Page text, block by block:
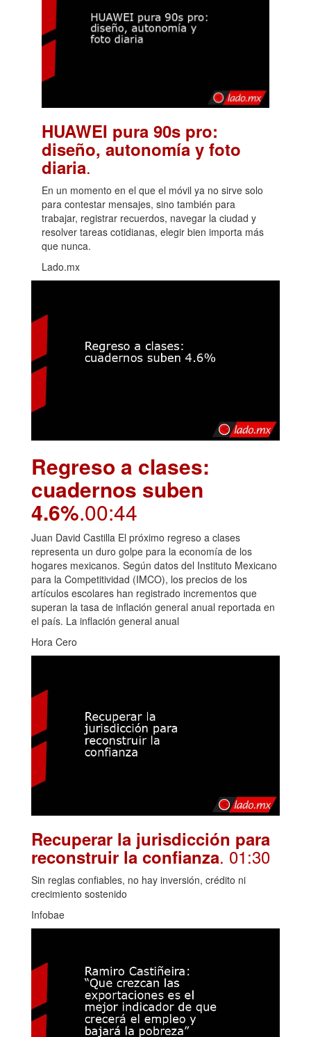
HUAWEI pura 90s pro:
diseño, autonomía y foto
diaria.
En un momento en el que el móvil ya no sirve solo
para contestar mensajes, sino también para
trabajar, registrar recuerdos, navegar la ciudad y
resolver tareas cotidianas, elegir bien importa más
que nunca.
Lado.mx
Regreso a clases:
cuadernos suben
4.6%.00:44
Juan David Castilla El próximo regreso a clases
representa un duro golpe para la economía de los
hogares mexicanos. Según datos del Instituto Mexicano
para la Competitividad (IMCO), los precios de los
artículos escolares han registrado incrementos que
superan la tasa de inflación general anual reportada en
el país. La inflación general anual
Hora Cero
Recuperar la jurisdicción para
reconstruir la confianza. 01:30
Sin reglas confiables, no hay inversión, crédito ni
crecimiento sostenido
Infobae